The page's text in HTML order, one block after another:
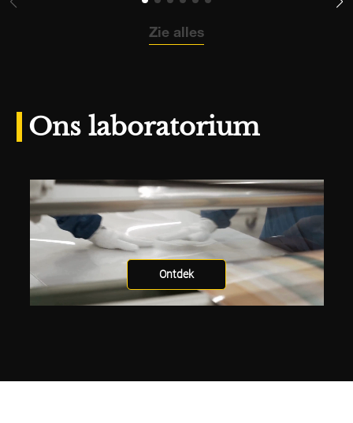
Zie alles
Ons laboratorium
Ontdek